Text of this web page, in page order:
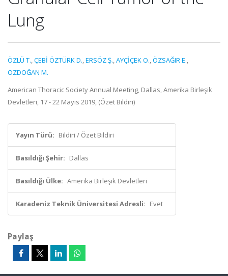
Lung
ÖZLÜ T.,ÇEBİ ÖZTÜRK D.,ERSÖZ Ş.,AYÇİÇEK O.,ÖZSAĞIR E.,
ÖZDOĞAN M.
American Thoracic Society Annual Meeting, Dallas, Amerika Birleşik
Devletleri, 17 - 22 Mayıs 2019, (Özet Bildiri)
Yayın Türü: Bildiri / Özet Bildiri
Basıldığı Şehir: Dallas
Basıldığı Ülke: Amerika Birleşik Devletleri
Karadeniz Teknik Üniversitesi Adresli: Evet
Paylaş